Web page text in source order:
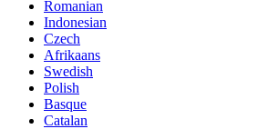
Romanian
Indonesian
Czech
Afrikaans
Swedish
Polish
Basque
Catalan